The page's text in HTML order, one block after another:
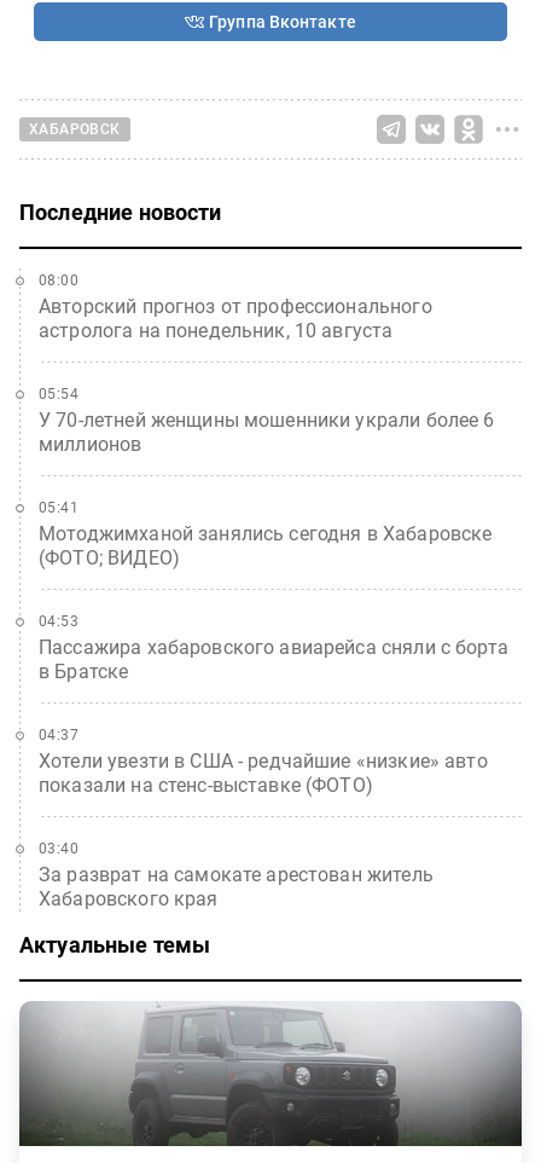
Группа Вконтакте
ХАБАРОВСК
Последние новости
Авторский прогноз от профессионального
астролога на понедельник, 10 августа
08:00
У 70-летней женщины мошенники украли более 6
миллионов
05:54
Мотоджимханой занялись сегодня в Хабаровске
(ФОТО; ВИДЕО)
05:41
Пассажира хабаровского авиарейса сняли с борта
в Братске
04:53
Хотели увезти в США - редчайшие «низкие» авто
показали на стенс-выставке (ФОТО)
04:37
За разврат на самокате арестован житель
Хабаровского края
03:40
Актуальные темы